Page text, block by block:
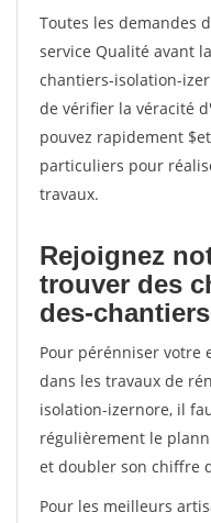
Toutes les demandes
service Qualité avant
chantiers-isolation-
de vérifier la véracité
pouvez rapidement
particuliers pour
travaux.
Rejoignez
trouver des
des-
Pour pérénniser votre
dans les travaux de
isolation-izernore, il
régulièrement le
et doubler son chiffre
Pour les meilleurs